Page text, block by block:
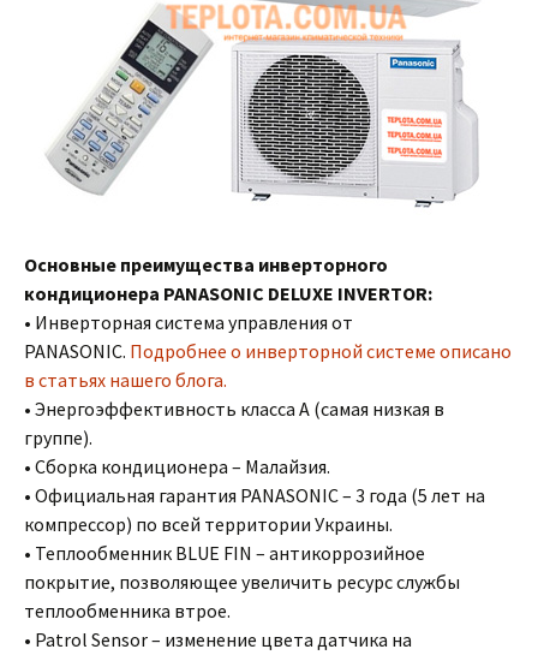
Основные преимущества инверторного
кондиционера PANASONIC DELUXE INVERTOR:
• Инверторная система управления от
PANASONIC. Подробнее о инверторной системе описано
в статьях нашего блога.
• Энергоэффективность класса А (самая низкая в
группе).
• Сборка кондиционера – Малайзия.
• Официальная гарантия PANASONIC – 3 года (5 лет на
компрессор) по всей территории Украины.
• Теплообменник BLUE FIN – антикоррозийное
покрытие, позволяющее увеличить ресурс службы
теплообменника втрое.
• Patrol Sensor – изменение цвета датчика на